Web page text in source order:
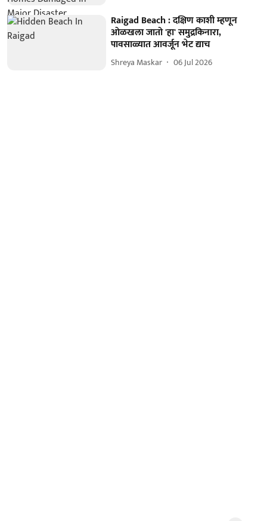
Raigad Beach : दक्षिण काशी म्हणून
ओळखला जातो 'हा' समुद्रकिनारा,
पावसाळ्यात आवर्जून भेट द्याच
Shreya Maskar 06 Jul 2026